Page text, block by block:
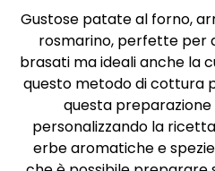
Gustose patate al forno,
rosmarino, perfette per
brasati ma ideali anche la
questo metodo di cottura
questa
personalizzando la
erbe aromatiche e